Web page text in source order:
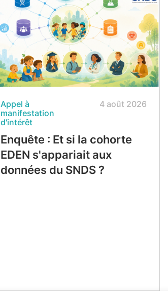
Appel à
manifestation
d'intérêt
4 août 2026
Enquête : Et si la cohorte
EDEN s'appariait aux
données du SNDS ?